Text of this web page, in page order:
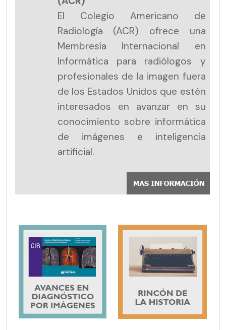
El Colegio Americano de
Radiología (ACR) ofrece una
Membresía Internacional en
Informática para radiólogos y
profesionales de la imagen fuera
de los Estados Unidos que estén
interesados en avanzar en su
conocimiento sobre informática
de imágenes e inteligencia
artificial.